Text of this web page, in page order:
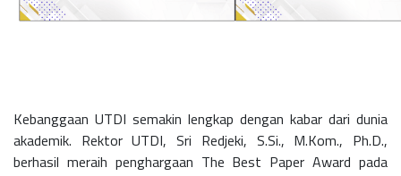
Kebanggaan UTDI semakin lengkap dengan kabar dari dunia
akademik. Rektor UTDI, Sri Redjeki, S.Si., M.Kom., Ph.D.,
berhasil meraih penghargaan The Best Paper Award pada